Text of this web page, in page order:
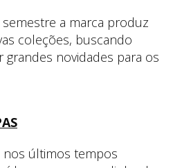
semestre a marca produz
coleções, buscando
grandes novidades para os
nos últimos tempos